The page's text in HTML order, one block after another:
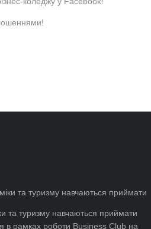
та туризму навчаються приймати
в рамках роботи Business Club на